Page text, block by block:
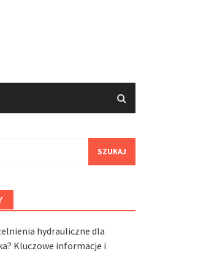
hydrauliczne dla
Kluczowe informacje i